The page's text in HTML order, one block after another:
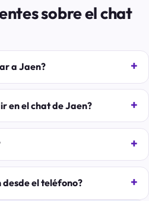
sobre el chat
a Jaen?
en el chat de Jaen?
el teléfono?